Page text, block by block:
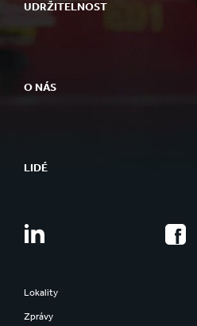
UDRŽITELNOST
O NÁS
LIDÉ
Lokality
Zprávy